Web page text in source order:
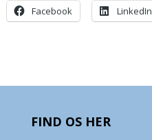
Facebook LinkedIn
FIND OS HER